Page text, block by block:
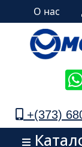
О нас
+(373)